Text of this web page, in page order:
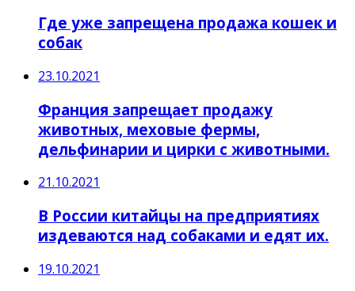
Где уже запрещена продажа кошек и
собак
23.10.2021
Франция запрещает продажу
животных, меховые фермы,
дельфинарии и цирки с животными.
21.10.2021
В России китайцы на предприятиях
издеваются над собаками и едят их.
19.10.2021